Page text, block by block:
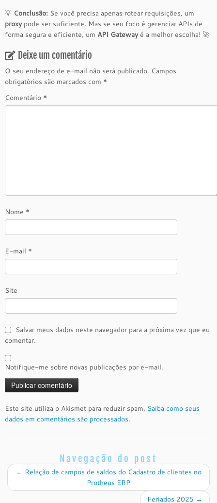
💡 Conclusão: Se você precisa apenas rotear requisições, um
proxypode ser suficiente. Mas se seu foco é gerenciar APIs de
forma segura e eficiente, um API Gatewayé a melhor escolha! 🚀
Deixe um comentário
O seu endereço de e-mail não será publicado. Campos
obrigatórios são marcados com *
Comentário *
Nome *
E-mail *
Site
Salvar meus dados neste navegador para a próxima vez que eu
comentar.
Notifique-me sobre novas publicações por e-mail.
Este site utiliza o Akismet para reduzir spam. Saiba como seus
dados em comentários são processados.
Navegação do post
← Relação de campos de saldos do Cadastro de clientes no
Protheus ERP
Feriados 2025 →